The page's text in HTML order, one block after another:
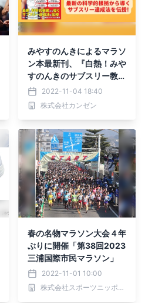
みやすのんきによるマラソ
ン本最新刊、『白熱！みや
すのんきのサブスリー教
室』が11月9日発売！
2022-11-04 18:40
株式会社カンゼン
春の名物マラソン大会４年
ぶりに開催「第38回2023
三浦国際市民マラソン」
2022-11-01 10:00
株式会社スポーツニッポン新聞社